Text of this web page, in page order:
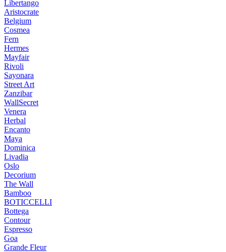
Libertango
Aristocrate
Belgium
Cosmea
Fern
Hermes
Mayfair
Rivoli
Sayonara
Street Art
Zanzibar
WallSecret
Venera
Herbal
Encanto
Maya
Dominica
Livadia
Oslo
Decorium
The Wall
Bamboo
BOTICCELLI
Bottega
Contour
Espresso
Goa
Grande Fleur